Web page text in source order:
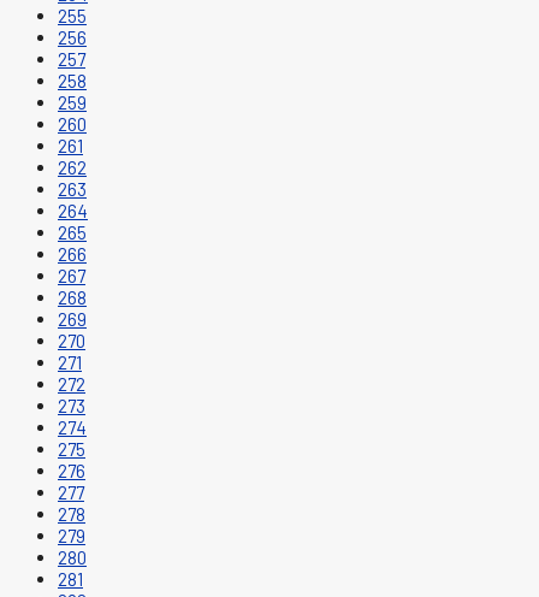
255
256
257
258
259
260
261
262
263
264
265
266
267
268
269
270
271
272
273
274
275
276
277
278
279
280
281